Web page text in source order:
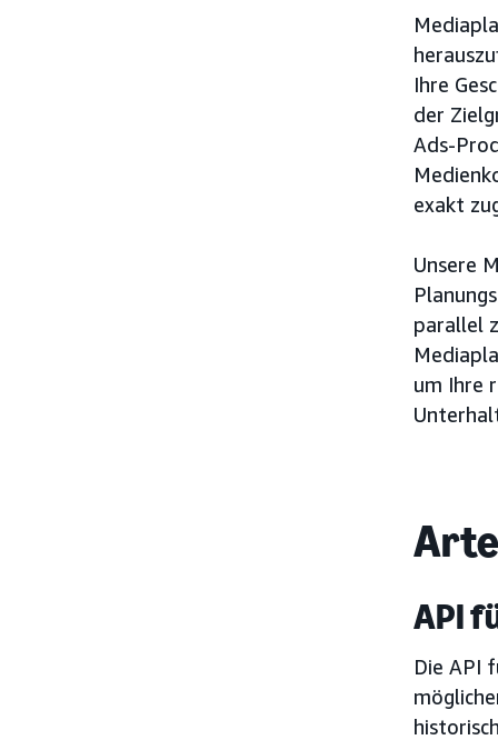
Ihre
der
Ads-
exakt
Unsere
parallel
um Ihre
API
Die API